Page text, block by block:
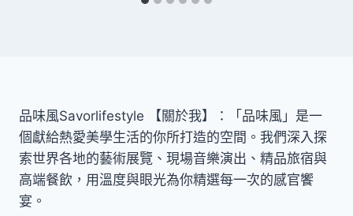
品味風Savorlifestyle 【關於我】：「品味風」是一
個獻給熱愛美學生活的你所打造的空間。我們深入探
索世界各地的藝術展覽、現場音樂演出、精品旅宿與
高端餐飲，用溫度與眼光為你精選每一次的感官饗
宴。